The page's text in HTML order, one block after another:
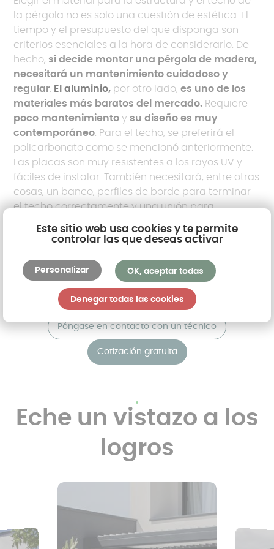
la pérgola no es solo una cuestión de estética. El
tiempo y el presupuesto del que disponga son
criterios esenciales a la hora de considerarlo. De
hecho,si decide montar una pérgola de madera,
necesitará un mantenimiento cuidadoso y
regular
El aluminio, por otro lado,es uno de los
materiales más baratos del mercado. Requiere
poco mantenimiento ysu diseño es muy
contemporáneo . Para el techo, se preferirá el
policarbonato como se mencionó anteriormente.
Las placas son muy resistentes a los rayos UV y
fáciles de instalar. También necesitará, entre otras
cosas, un banco, perfiles de borde para terminar
el techo correctamente y una unión para
¡todo lo que tienes que hacer es configurar tu
queridos! ¿Está dudando entre instalar su pérgola
usted mismo o utilizar un constructor?
¡Estudiamos tu proyecto de forma gratuita!
Póngase en contacto con un técnico
Cotización gratuita
Eche un vistazo a los
logros
Este sitio web usa cookies y te permite
controlar las que deseas activar
OK, aceptar todas
Denegar todas las cookies
Personalizar